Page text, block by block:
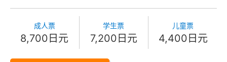
成人票
8,700日元
学生票
7,200日元
儿童票
4,400日元